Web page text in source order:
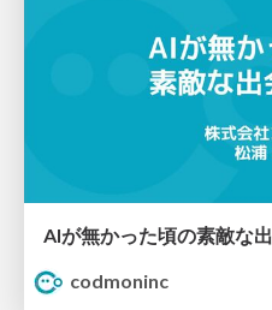
AIが無かった頃の素敵な
codmoninc